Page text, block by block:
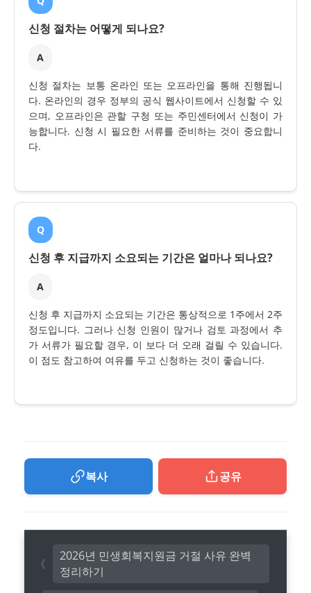
신청 절차는 어떻게 되나요?
A
신청 절차는 보통 온라인 또는 오프라인을 통해 진행됩니
다. 온라인의 경우 정부의 공식 웹사이트에서 신청할 수 있
으며, 오프라인은 관할 구청 또는 주민센터에서 신청이 가
능합니다. 신청 시 필요한 서류를 준비하는 것이 중요합니
다.
Q
신청 후 지급까지 소요되는 기간은 얼마나 되나요?
A
신청 후 지급까지 소요되는 기간은 통상적으로 1주에서 2주
정도입니다. 그러나 신청 인원이 많거나 검토 과정에서 추
가 서류가 필요할 경우, 이 보다 더 오래 걸릴 수 있습니다.
이 점도 참고하여 여유를 두고 신청하는 것이 좋습니다.
복사 공유
2026년 민생회복지원금 거절 사유 완벽
정리하기